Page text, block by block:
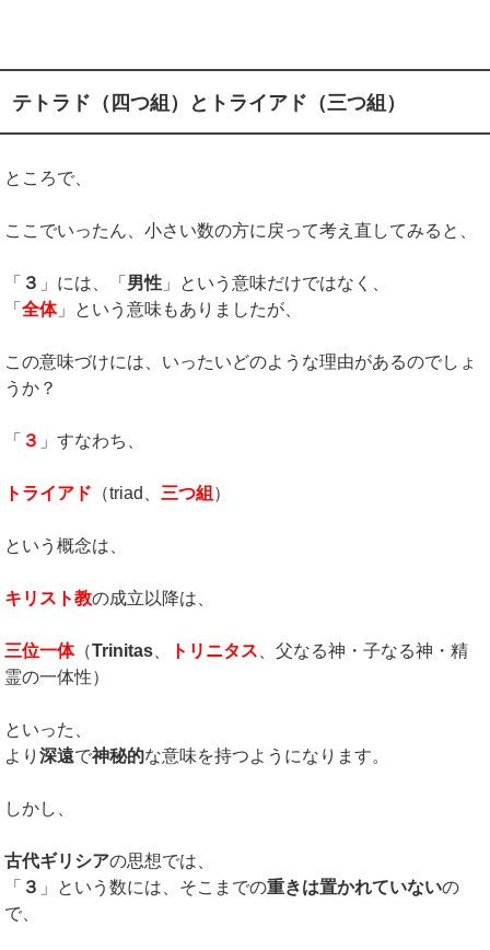
テトラド（四つ組）とトライアド（三つ組）
ところで、
ここでいったん、小さい数の方に戻って考え直してみると、
「 ３ 」には、「 男性 」という意味だけではなく、
「全体」という意味もありましたが、
この意味づけには、いったいどのような理由があるのでしょ
うか？
「 ３ 」すなわち、
トライアド （triad、 三つ組 ）
という概念は、
キリスト教の成立以降は、
三位一体（Trinitas トリニタス 、父なる神・子なる神・精
霊の一体性）
といった、
より深遠で神秘的な意味を持つようになります。
しかし、
古代ギリシアの思想では、
「 ３ 」という数には、そこまでの重きは置かれていないの
で、